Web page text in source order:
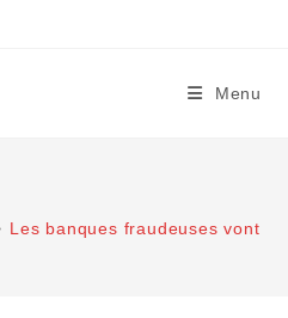
Menu
Les banques fraudeuses vont